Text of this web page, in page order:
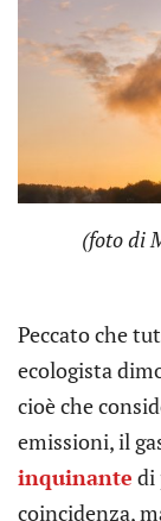
(foto di
Peccato che
ecologista
cioè che
emissioni, il
inquinante di
coincidenza,